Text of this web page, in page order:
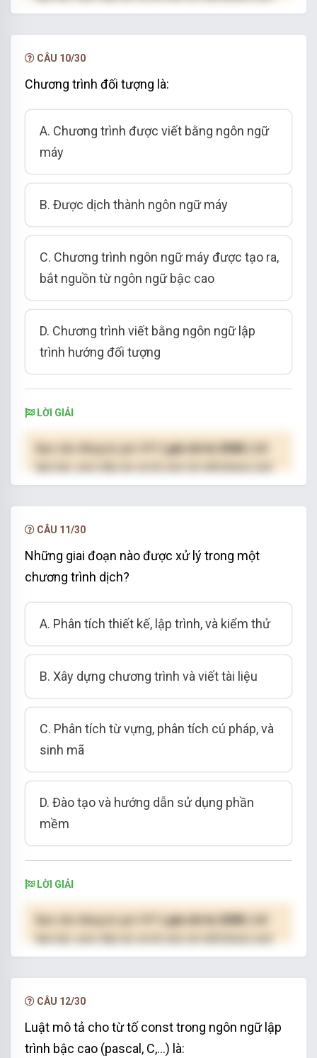
hạn.
CÂU 10/30
Chương trình đối tượng là:
A. Chương trình được viết bằng ngôn ngữ
máy
B. Được dịch thành ngôn ngữ máy
C. Chương trình ngôn ngữ máy được tạo ra,
bắt nguồn từ ngôn ngữ bậc cao
D. Chương trình viết bằng ngôn ngữ lập
trình hướng đối tượng
LỜI GIẢI
( giá chỉ từ 250K )
hạn.
CÂU 11/30
Những giai đoạn nào được xử lý trong một
chương trình dịch?
A. Phân tích thiết kế, lập trình, và kiểm thử
B. Xây dựng chương trình và viết tài liệu
C. Phân tích từ vựng, phân tích cú pháp, và
sinh mã
D. Đào tạo và hướng dẫn sử dụng phần
mềm
LỜI GIẢI
( giá chỉ từ 250K )
hạn.
CÂU 12/30
Luật mô tả cho từ tố const trong ngôn ngữ lập
trình bậc cao (pascal, C,…) là: